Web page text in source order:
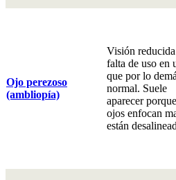
Ojo perezoso
(ambliopía)
Visión
falta de uso en
que por lo
normal. Suele
aparecer
ojos enfocan
están